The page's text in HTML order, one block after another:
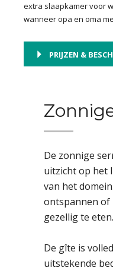
extra slaapkamer voor
wanneer opa en oma
PRIJZEN &
De zonnige
uitzicht op het
van het
ontspannen of
gezellig te eten.
De gîte is
uitstekende